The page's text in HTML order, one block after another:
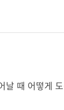
날 때 어떻게